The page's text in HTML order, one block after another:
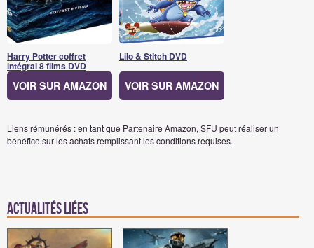
Harry Potter coffret
intégral 8 films DVD
VOIR SUR AMAZON
Lilo & Stitch DVD
VOIR SUR AMAZON
Liens rémunérés : en tant que Partenaire Amazon, SFU peut réaliser un
bénéfice sur les achats remplissant les conditions requises.
Actualités Liées